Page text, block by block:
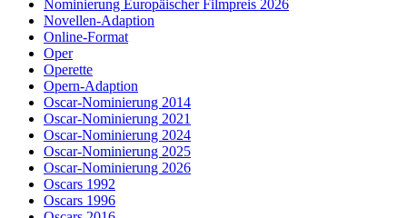
Nominierung Europäischer Filmpreis 2026
Novellen-Adaption
Online-Format
Oper
Operette
Opern-Adaption
Oscar-Nominierung 2014
Oscar-Nominierung 2021
Oscar-Nominierung 2024
Oscar-Nominierung 2025
Oscar-Nominierung 2026
Oscars 1992
Oscars 1996